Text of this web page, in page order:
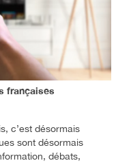
françaises
c’est désormais
sont désormais
débats,